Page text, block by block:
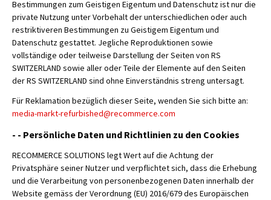
Bestimmungen zum Geistigen Eigentum und Datenschutz ist nur die
private Nutzung unter Vorbehalt der unterschiedlichen oder auch
restriktiveren Bestimmungen zu Geistigem Eigentum und
Datenschutz gestattet. Jegliche Reproduktionen sowie
vollständige oder teilweise Darstellung der Seiten von RS
SWITZERLAND sowie aller oder Teile der Elemente auf den Seiten
der RS SWITZERLAND sind ohne Einverständnis streng untersagt.
Für Reklamation bezüglich dieser Seite, wenden Sie sich bitte an:
media-markt-refurbished@recommerce.com
- - Persönliche Daten und Richtlinien zu den Cookies
RECOMMERCE SOLUTIONS legt Wert auf die Achtung der
Privatsphäre seiner Nutzer und verpflichtet sich, dass die Erhebung
und die Verarbeitung von personenbezogenen Daten innerhalb der
Website gemäss der Verordnung (EU) 2016/679 des Europäischen